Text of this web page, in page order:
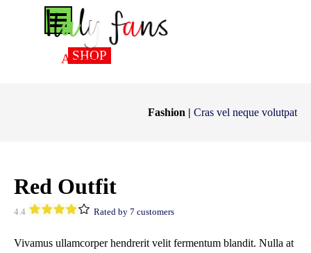
Vai ai contenuti
Accedi
Salta menù
SHOP
Fashion | Cras vel neque volutpat
Red Outfit
4.4 Rated by 7 customers
Vivamus ullamcorper hendrerit velit fermentum blandit. Nulla at